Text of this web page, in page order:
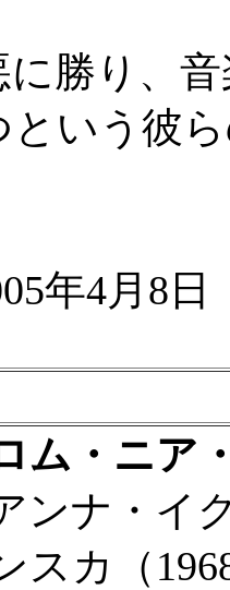
勝り、音
という彼
年4月8日
ム・ニア
ンナ・イ
スカ（